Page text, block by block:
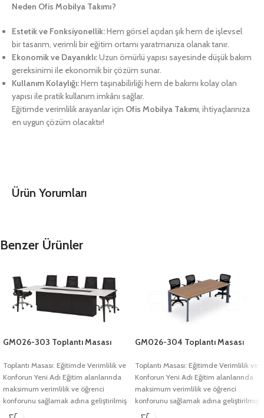
Neden Ofis Mobilya Takımı?
Estetik ve Fonksiyonellik:Hem görsel açıdan şık hem de işlevsel
bir tasarım, verimli bir eğitim ortamı yaratmanıza olanak tanır.
Ekonomik ve Dayanıklı:Uzun ömürlü yapısı sayesinde düşük bakım
gereksinimi ile ekonomik bir çözüm sunar.
Kullanım Kolaylığı:Hem taşınabilirliği hem de bakımı kolay olan
yapısı ile pratik kullanım imkânı sağlar.
Eğitimde verimlilik arayanlar için Ofis Mobilya Takımı , ihtiyaçlarınıza
en uygun çözüm olacaktır!
Ürün Yorumları
Benzer Ürünler
GM026-303 Toplantı Masası
Toplantı Masası: Eğitimde Verimlilik ve
Konforun Yeni Adı Eğitim alanlarında
maksimum verimlilik ve öğrenci
konforunu sağlamak adına geliştirilmiş
olan Toplantı
GM026-304 Toplantı Masası
Toplantı Masası: Eğitimde Verimlilik ve
Konforun Yeni Adı Eğitim alanlarında
maksimum verimlilik ve öğrenci
konforunu sağlamak adına geliştirilmiş
olan Toplantı